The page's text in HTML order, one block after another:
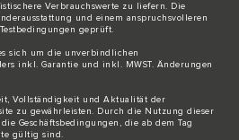
Verbrauchswerte zu liefern. Die
und einem anspruchsvolleren
geprüft.
sich um die unverbindlichen
inkl. Garantie und inkl. MWST. Änderungen
Vollständigkeit und Aktualität der
zu gewährleisten. Durch die Nutzung dieser
Geschäftsbedingungen, die ab dem Tag
gültig sind.